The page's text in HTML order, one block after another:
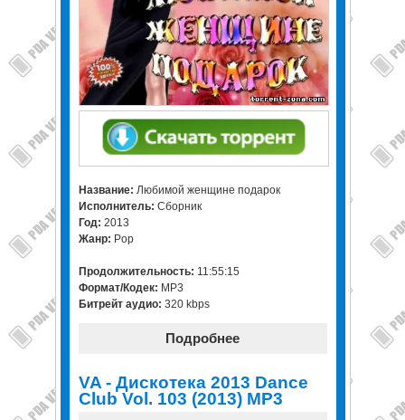
Название: Любимой женщине подарок
Исполнитель: Сборник
Год: 2013
Жанр: Pop
Продолжительность: 11:55:15
Формат/Кодек: MP3
Битрейт аудио: 320 kbps
Подробнее
VA - Дискотека 2013 Dance
Club Vol. 103 (2013) MP3